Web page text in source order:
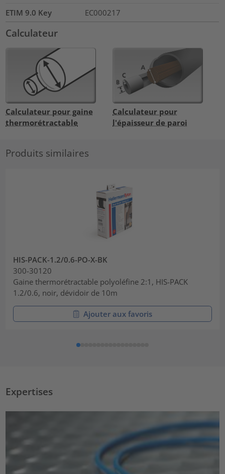
ETIM 9.0 Key
EC000217
Calculateur
Calculateur pour gaine
thermorétractable
Calculateur pour
l'épaisseur de paroi
Produits similaires
HIS-PACK-1.2/0.6-PO-X-BK
300-30120
Gaine thermorétractable polyoléfine 2:1, HIS-PACK
1.2/0.6, noir, dévidoir de 10m
Ajouter aux favoris
Expertises